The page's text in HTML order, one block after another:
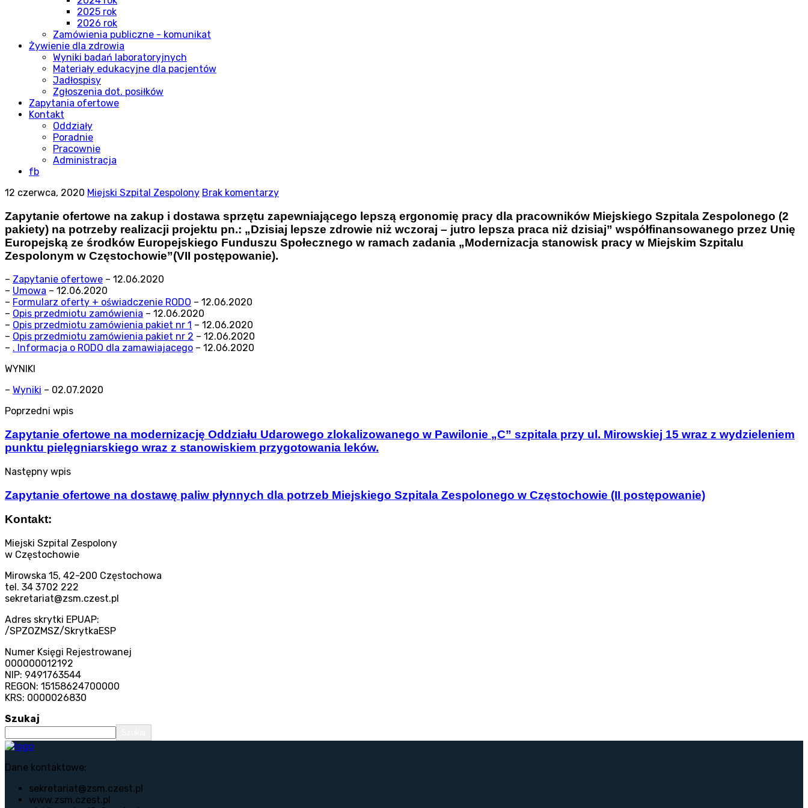
2025 rok
2026 rok
Zamówienia publiczne - komunikat
Żywienie dla zdrowia
Wyniki badań laboratoryjnych
Materiały edukacyjne dla pacjentów
Jadłospisy
Zgłoszenia dot. posiłków
Zapytania ofertowe
Kontakt
Oddziały
Poradnie
Pracownie
Administracja
fb
12 czerwca, 2020 Miejski Szpital Zespolony Brak komentarzy
Zapytanie ofertowe na zakup i dostawa sprzętu zapewniającego lepszą ergonomię pracy dla pracowników Miejskiego Szpitala Zespolonego (2
pakiety) na potrzeby realizacji projektu pn.: „Dzisiaj lepsze zdrowie niż wczoraj – jutro lepsza praca niż dzisiaj” współfinansowanego przez Unię
Europejską ze środków Europejskiego Funduszu Społecznego w ramach zadania „Modernizacja stanowisk pracy w Miejskim Szpitalu
Zespolonym w Częstochowie”(VII postępowanie).
– Zapytanie ofertowe – 12.06.2020
– Umowa – 12.06.2020
– Formularz oferty + oświadczenie RODO – 12.06.2020
– Opis przedmiotu zamówienia – 12.06.2020
– Opis przedmiotu zamówienia pakiet nr 1 – 12.06.2020
– Opis przedmiotu zamówienia pakiet nr 2 – 12.06.2020
– . Informacja o RODO dla zamawiajacego – 12.06.2020
WYNIKI
– Wyniki – 02.07.2020
Poprzedni wpis
Zapytanie ofertowe na modernizację Oddziału Udarowego zlokalizowanego w Pawilonie „C” szpitala przy ul. Mirowskiej 15 wraz z wydzieleniem
punktu pielęgniarskiego wraz z stanowiskiem przygotowania leków.
Następny wpis
Zapytanie ofertowe na dostawę paliw płynnych dla potrzeb Miejskiego Szpitala Zespolonego w Częstochowie (II postępowanie)
Kontakt:
Miejski Szpital Zespolony
w Częstochowie
Mirowska 15, 42-200 Częstochowa
tel. 34 3702 222
sekretariat@zsm.czest.pl
Adres skrytki EPUAP:
/SPZOZMSZ/SkrytkaESP
Numer Księgi Rejestrowanej
000000012192
NIP: 9491763544
REGON: 15158624700000
KRS: 0000026830
Szukaj
Dane kontaktowe:
sekretariat@zsm.czest.pl
www.zsm.czest.pl